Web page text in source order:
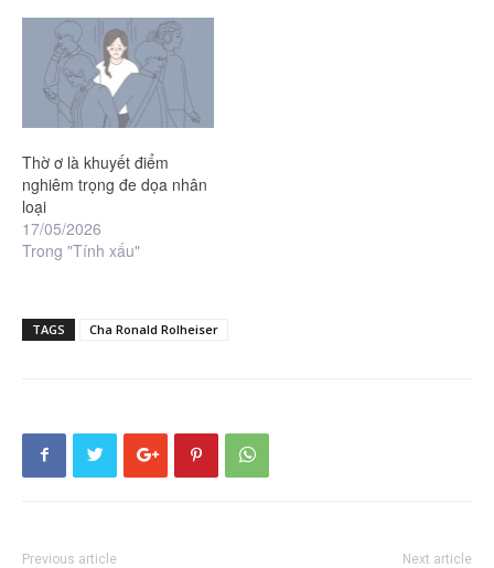
Thờ ơ là khuyết điểm
nghiêm trọng đe dọa nhân
loại
17/05/2026
Trong "Tính xấu"
TAGS Cha Ronald Rolheiser
Previous article Next article